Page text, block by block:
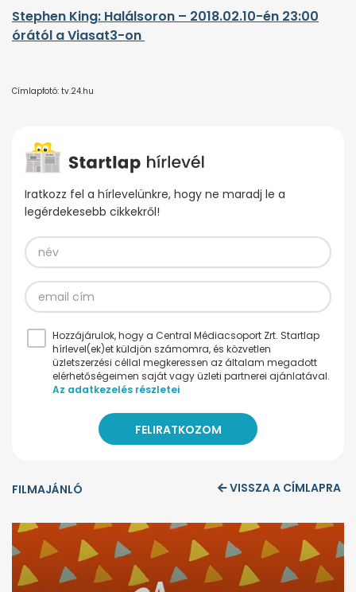
Stephen King: Halálsoron – 2018.02.10-én 23:00
órától a Viasat3-on
Címlapfotó: tv.24.hu
Iratkozz fel a hírlevelünkre, hogy ne maradj le a
legérdekesebb cikkekről!
Hozzájárulok, hogy a Central Médiacsoport Zrt. Startlap
hírlevel(ek)et küldjön számomra, és közvetlen
üzletszerzési céllal megkeressen az általam megadott
elérhetőségeimen saját vagy üzleti partnerei ajánlatával.
Az adatkezelés részletei
FILMAJÁNLÓ VISSZA A CÍMLAPRA